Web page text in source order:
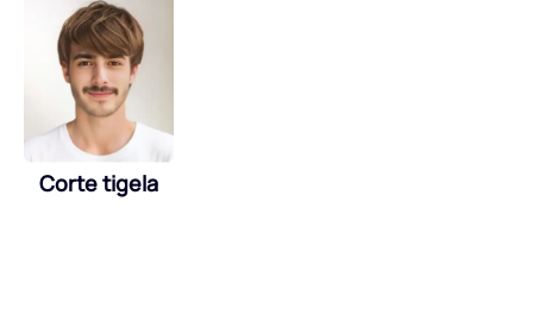
Corte tigela